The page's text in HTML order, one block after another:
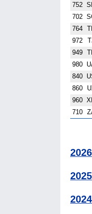
752
702
764
972
949
980
840
860
960
710
2026
2025
2024